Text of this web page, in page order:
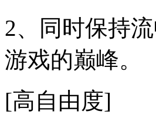
2、同时保持
游戏的巅峰。
[高自由度]